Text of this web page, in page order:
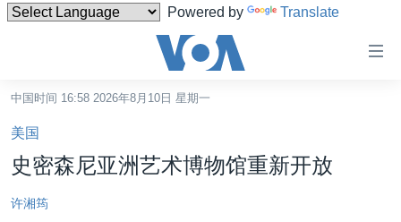
Powered by Translate
碍
链
接
跳
转
中国
台湾
中国时间 16:58 2026年8月10日 星期一
美国
史密森尼亚洲艺术博物馆重新开放
许湘筠